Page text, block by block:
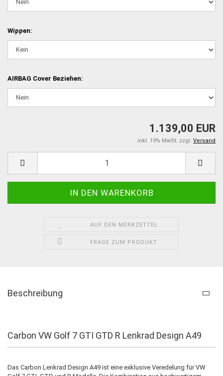
Wippen:
AIRBAG Cover Beziehen:
1.139,00 EUR
inkl. 19% MwSt. zzgl. Versand
AUF DEN MERKZETTEL
FRAGE ZUM PRODUKT
Beschreibung
Carbon VW Golf 7 GTI GTD R Lenkrad Design A49
Das Carbon Lenkrad Design A49 ist eine exklusive Veredelung für VW